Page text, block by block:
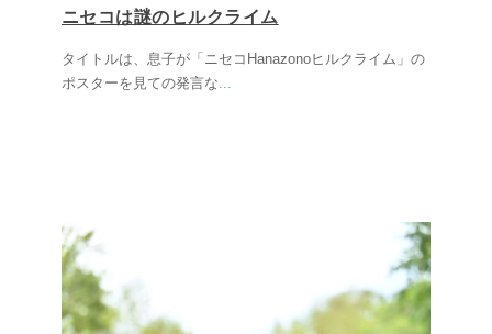
ニセコは謎のヒルクライム
タイトルは、息子が「ニセコHanazonoヒルクライム」の
ポスターを見ての発言な...